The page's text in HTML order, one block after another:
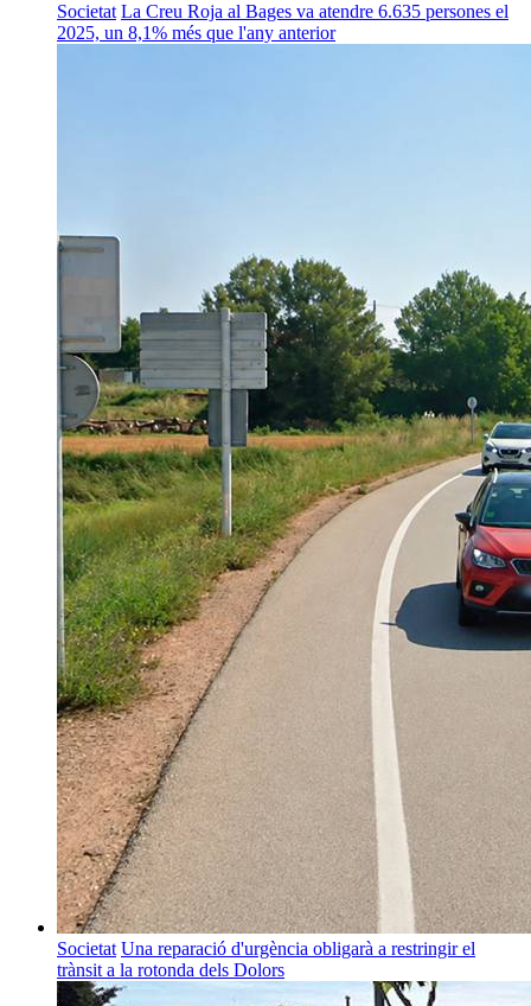
Societat La Creu Roja al Bages va atendre 6.635 persones el
2025, un 8,1% més que l'any anterior
Societat Una reparació d'urgència obligarà a restringir el
trànsit a la rotonda dels Dolors